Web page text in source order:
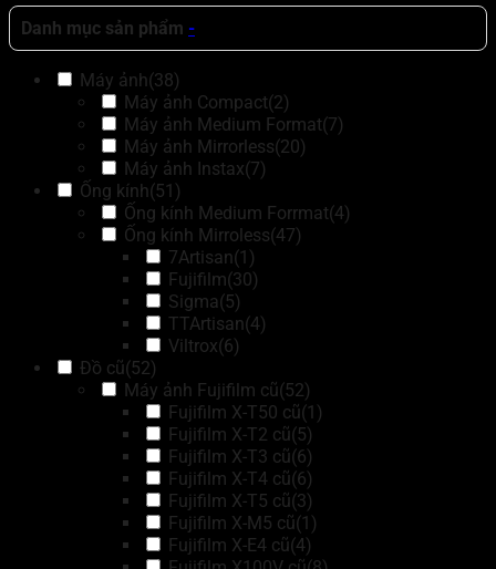
Danh mục sản phẩm -
Máy ảnh(38)
Máy ảnh Compact(2)
Máy ảnh Medium Format(7)
Máy ảnh Mirrorless(20)
Máy ảnh Instax(7)
Ống kính(51)
Ống kính Medium Forrmat(4)
Ống kính Mirroless(47)
7Artisan(1)
Fujifilm(30)
Sigma(5)
TTArtisan(4)
Viltrox(6)
Đồ cũ(52)
Máy ảnh Fujifilm cũ(52)
Fujifilm X-T50 cũ(1)
Fujifilm X-T2 cũ(5)
Fujifilm X-T3 cũ(6)
Fujifilm X-T4 cũ(6)
Fujifilm X-T5 cũ(3)
Fujifilm X-M5 cũ(1)
Fujifilm X-E4 cũ(4)